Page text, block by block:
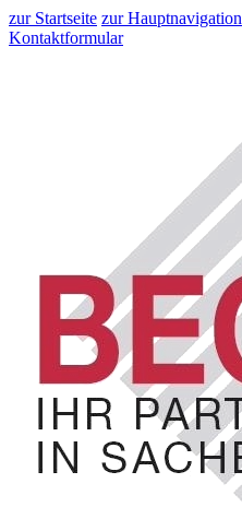
zur Startseite zur Hauptnavigation
Kontaktformular